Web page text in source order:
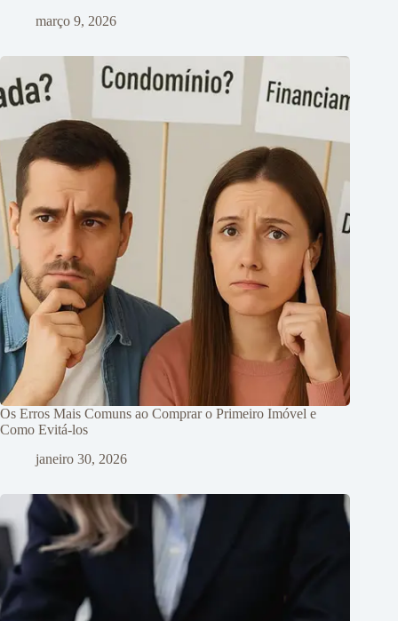
março 9, 2026
Os Erros Mais Comuns ao Comprar o Primeiro Imóvel e
Como Evitá-los
janeiro 30, 2026